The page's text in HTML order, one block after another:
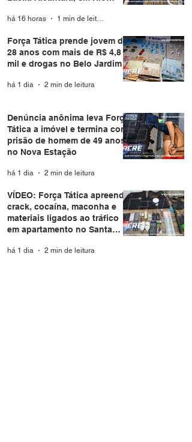
há 16 horas 1 min de leitura
Força Tática prende jovem de
28 anos com mais de R$ 4,8
mil e drogas no Belo Jardim I
há 1 dia 2 min de leitura
Denúncia anônima leva Força
Tática a imóvel e termina com
prisão de homem de 49 anos
no Nova Estação
há 1 dia 2 min de leitura
VÍDEO: Força Tática apreende
crack, cocaína, maconha e
materiais ligados ao tráfico
em apartamento no Santa
há 1 dia 2 min de leitura